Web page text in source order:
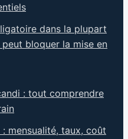
dans la plupart
bloquer la mise en
: tout comprendre
mensualité, taux, coût